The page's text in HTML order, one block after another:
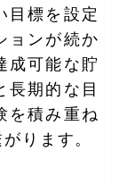
目標を設定
ョンが続か
成可能な貯
長期的な目
を積み重ね
ります。